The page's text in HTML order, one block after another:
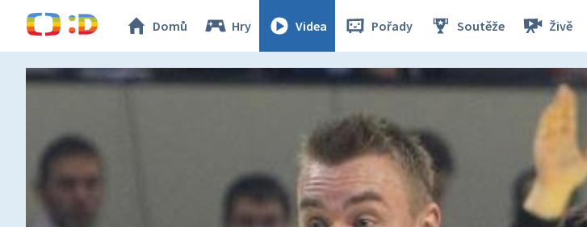
Domů Hry Videa Pořady Soutěže Živě